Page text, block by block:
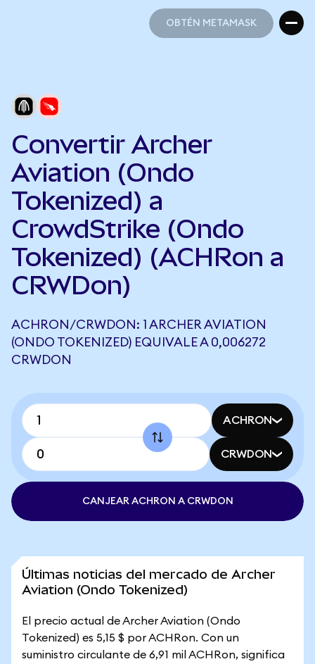
OBTÉN METAMASK
Convertir Archer
Aviation (Ondo
Tokenized) a
CrowdStrike (Ondo
Tokenized) (ACHRon a
CRWDon)
ACHRON/CRWDON: 1 ARCHER AVIATION
(ONDO TOKENIZED) EQUIVALE A 0,006272
CRWDON
ACHRON
CRWDON
CANJEAR ACHRON A CRWDON
Últimas noticias del mercado de Archer
Aviation (Ondo Tokenized)
El precio actual de Archer Aviation (Ondo
Tokenized) es 5,15 $ por ACHRon. Con un
suministro circulante de 6,91 mil ACHRon, significa